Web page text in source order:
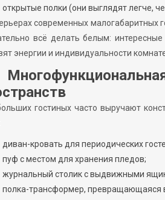
открытые полки (они выглядят легче,
современных малогабаритных
всё делать белым:
энергии и индивидуальности
гостиных часто выручают
диван-кровать для периодических
пуф с местом для хранения пледов;
журнальный столик с выдвижными
полка-трансформер, превращающаяся